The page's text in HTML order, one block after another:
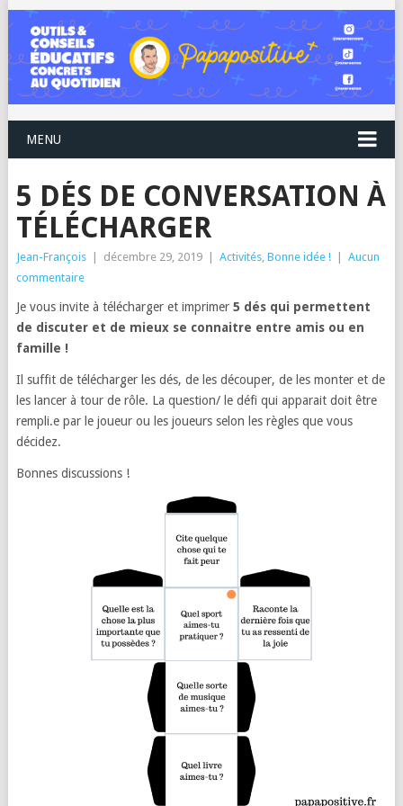
MENU
5 DÉS DE CONVERSATION À
TÉLÉCHARGER
Jean-François décembre 29, 2019 Activités, Bonne idée !
Aucun
commentaire
Je vous invite à télécharger et imprimer 5 dés qui permettent
de discuter et de mieux se connaitre entre amis ou en
famille !
Il suffit de télécharger les dés, de les découper, de les monter et de
les lancer à tour de rôle. La question/ le défi qui apparait doit être
rempli.e par le joueur ou les joueurs selon les règles que vous
décidez.
Bonnes discussions !